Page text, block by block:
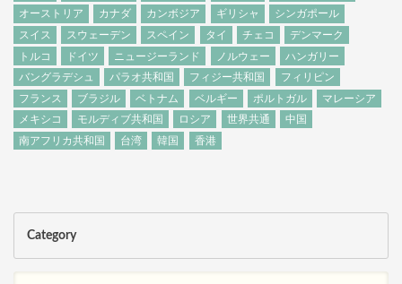
オーストリア
カナダ カンボジア ギリシャ
シンガポール
スイス
スウェーデン スペイン タイ チェコ
デンマーク
トルコ
ドイツ ニュージーランド ノルウェー
ハンガリー
バングラデシュ
パラオ共和国 フィジー共和国
フィリピン
フランス
ブラジル ベトナム ベルギー ポルトガル
マレーシア
メキシコ
モルディブ共和国 ロシア 世界共通
中国
南アフリカ共和国
台湾 韓国 香港
Category